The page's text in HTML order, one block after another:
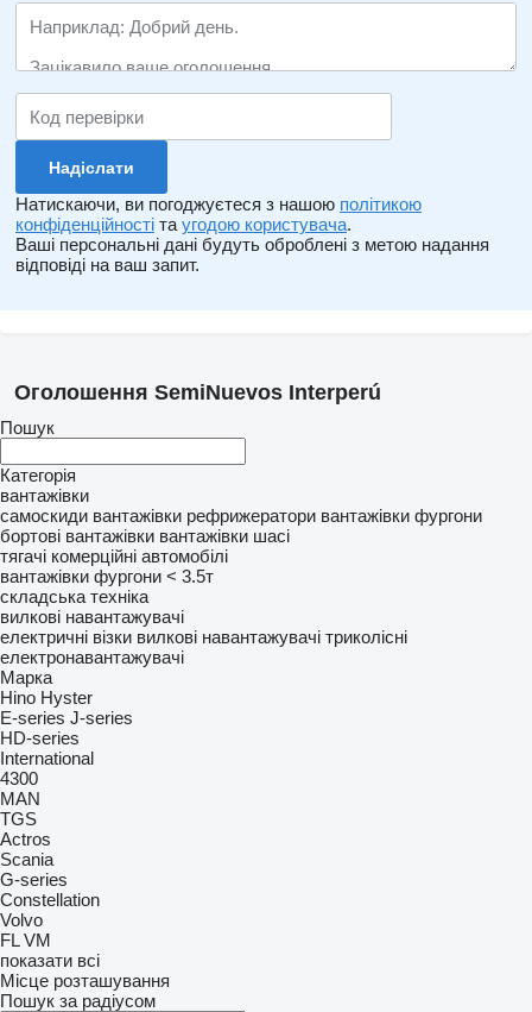
Натискаючи, ви погоджуєтеся з нашою політикою
конфіденційності та угодою користувача.
Ваші персональні дані будуть оброблені з метою надання
відповіді на ваш запит.
Оголошення SemiNuevos Interperú
Пошук
Категорія
вантажівки
самоскиди вантажівки рефрижератори вантажівки фургони
бортовi вантажівки вантажівки шасі
тягачі комерційні автомобілі
вантажівки фургони < 3.5т
складська техніка
вилкові навантажувачі
електричні візки вилкові навантажувачі триколісні
електронавантажувачі
Марка
Hino Hyster
E-series J-series
HD-series
International
4300
MAN
TGS
Actros
Scania
G-series
Constellation
Volvo
FL VM
показати всі
Місце розташування
Пошук за радіусом